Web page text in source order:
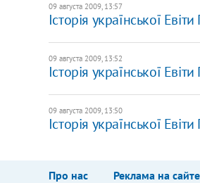
09 августа 2009, 13:57
Історія української
09 августа 2009, 13:52
Історія української
09 августа 2009, 13:50
Історія української
Про нас Реклама на сайте